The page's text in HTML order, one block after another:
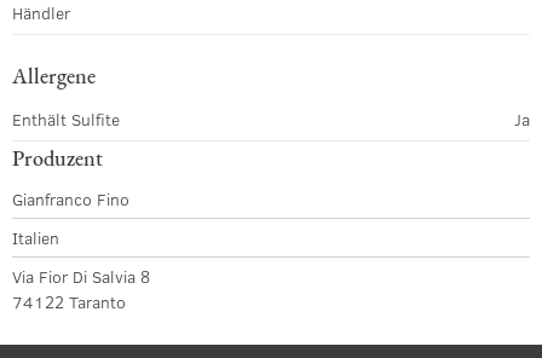
Händler
Allergene
Enthält Sulfite Ja
Produzent
Gianfranco Fino
Italien
Via Fior Di Salvia 8
74122 Taranto